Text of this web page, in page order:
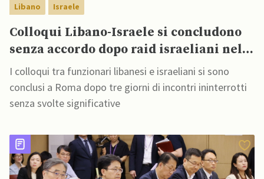
Libano Israele
Colloqui Libano-Israele si concludono
senza accordo dopo raid israeliani nel
Sud
I colloqui tra funzionari libanesi e israeliani si sono
conclusi a Roma dopo tre giorni di incontri ininterrotti
senza svolte significative